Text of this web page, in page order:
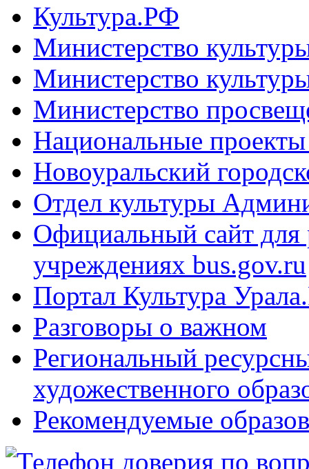
Культура.РФ
Министерство
Министерство
Министерство
Национальные
Новоуральский
Отдел культуры
Официальный сайт
учреждениях bus.gov.ru
Портал Культура
Разговоры о важном
Региональный
художественного
Рекомендуемые